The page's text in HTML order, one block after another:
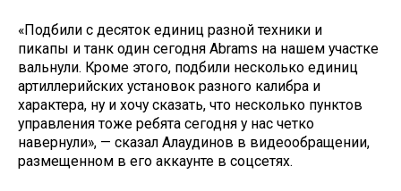
«Подбили с десяток единиц разной техники и
пикапы и танк один сегодня Abrams на нашем участке
вальнули. Кроме этого, подбили несколько единиц
артиллерийских установок разного калибра и
характера, ну и хочу сказать, что несколько пунктов
управления тоже ребята сегодня у нас четко
навернули», — сказал Алаудинов в видеообращении,
размещенном в его аккаунте в соцсетях.